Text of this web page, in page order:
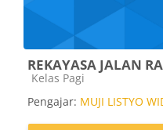
REKAYASA JALAN
Kategori kursus
Kelas Pagi
Pengajar: MUJI LISTYO